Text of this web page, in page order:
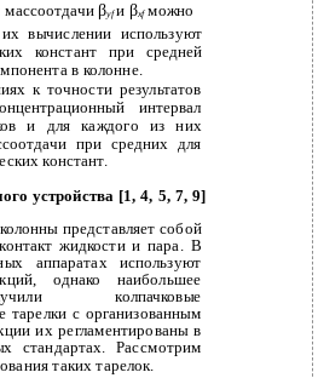
βyfи βxf можно
вычислении используют
констант при средней
в колонне.
к точности результатов
интервал
и для каждого из них
при средних для
констант.
устройства [1, 4, 5, 7, 9]
представляет собой
жидкости и пара. В
аппаратах используют
однако наибольшее
колпачковые
тарелки с организованным
их регламентированы в
стандартах. Рассмотрим
таких тарелок.